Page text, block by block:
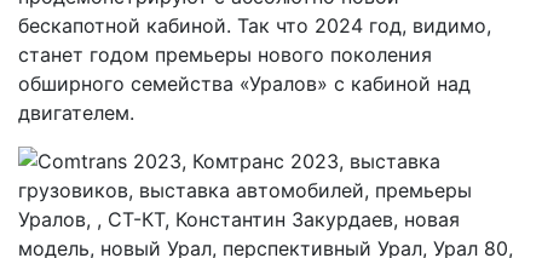
бескапотной кабиной. Так что 2024 год, видимо,
станет годом премьеры нового поколения
обширного семейства «Уралов» с кабиной над
двигателем.